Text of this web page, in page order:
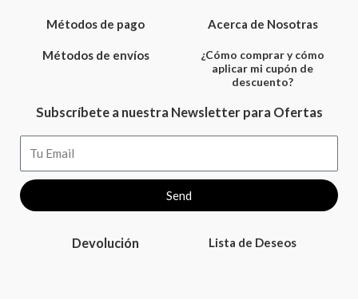
Métodos de pago
Métodos de envíos
Acerca de Nosotras
¿Cómo comprar y cómo
aplicar mi cupón de
descuento?
Subscríbete a nuestra Newsletter para Ofertas
Send
Devolución Lista de Deseos